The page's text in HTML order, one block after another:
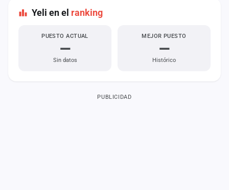
Yeli en el ranking
PUESTO ACTUAL
—
Sin datos
MEJOR PUESTO
—
Histórico
PUBLICIDAD